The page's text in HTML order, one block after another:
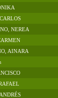
NEREA
AINARA